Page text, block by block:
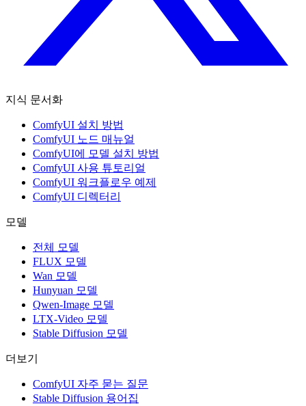
지식 문서화
ComfyUI 설치 방법
ComfyUI 노드 매뉴얼
ComfyUI에 모델 설치 방법
ComfyUI 사용 튜토리얼
ComfyUI 워크플로우 예제
ComfyUI 디렉터리
모델
전체 모델
FLUX 모델
Wan 모델
Hunyuan 모델
Qwen-Image 모델
LTX-Video 모델
Stable Diffusion 모델
더보기
ComfyUI 자주 묻는 질문
Stable Diffusion 용어집